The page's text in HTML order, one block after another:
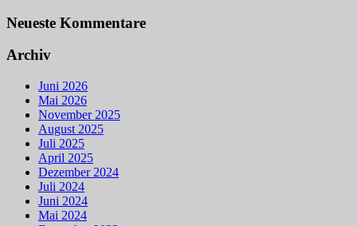
Neueste Kommentare
Archiv
Juni 2026
Mai 2026
November 2025
August 2025
Juli 2025
April 2025
Dezember 2024
Juli 2024
Juni 2024
Mai 2024